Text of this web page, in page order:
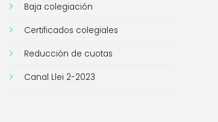
Baja colegiación
Certificados colegiales
Reducción de cuotas
Canal Llei 2-2023